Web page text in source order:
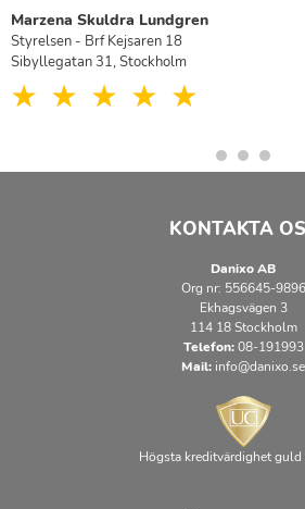
Marzena Skuldra Lundgren
Styrelsen - Brf Kejsaren 18
Sibyllegatan 31, Stockholm
KONTAKTA
Danixo AB
Org nr: 556645-9896
Ekhagsvägen 3
114 18 Stockholm
Telefon: 08-191993
Mail: info@danixo.se
Högsta kreditvärdighet guld